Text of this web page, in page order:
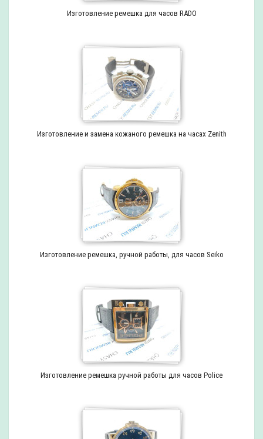
Изготовление ремешка для часов RADO
Изготовление и замена кожаного ремешка на часах Zenith
Изготовление ремешка, ручной работы, для часов Seiko
Изготовление ремешка ручной работы для часов Police